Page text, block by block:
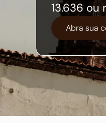
13.636 ou
Abra sua